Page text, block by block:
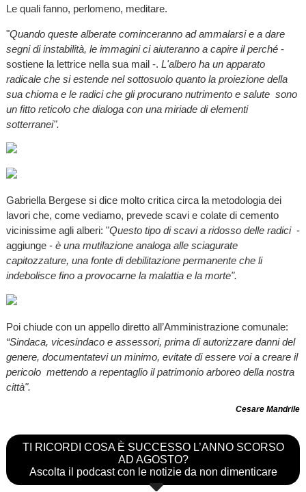
Le quali fanno, perlomeno, meditare.
"Quando queste alberate cominceranno ad ammalarsi e a dare
segni di instabilità, le immagini ci aiuteranno a capire il perché -
sostiene la lettrice nella sua mail -. L'albero ha un apparato
radicale che si estende nel sottosuolo quanto la proiezione della
sua chioma e le radici che gli procurano nutrimento e salute sono
un fitto reticolo che dialoga con una miriade di elementi
sotterranei".
Gabriella Bergese si dice molto critica circa la metodologia dei
lavori che, come vediamo, prevede scavi e colate di cemento
vicinissime agli alberi: "Questo tipo di scavi a ridosso delle radici -
aggiunge - è una mutilazione analoga alle sciagurate
capitozzature, una fonte di debilitazione permanente che li
indebolisce fino a provocarne la malattia e la morte".
Poi chiude con un appello diretto all’Amministrazione comunale:
“Sindaca, vicesindaco e assessori, prima di autorizzare danni del
genere, documentatevi un minimo, evitate di essere voi a creare il
pericolo mettendo a repentaglio il patrimonio arboreo della nostra
città".
Cesare Mandrile
TI RICORDI COSA È SUCCESSO L’ANNO SCORSO
AD AGOSTO?
Ascolta il podcast con le notizie da non dimenticare